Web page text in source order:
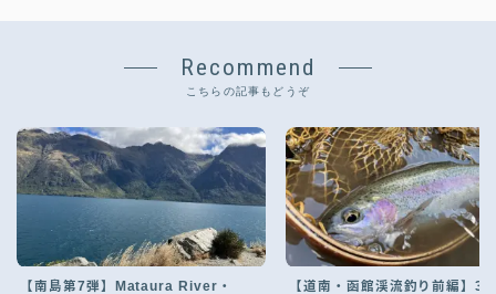
Recommend
こちらの記事もどうぞ
【南島第7弾】Mataura River・
【道南・函館渓流釣り前編】3